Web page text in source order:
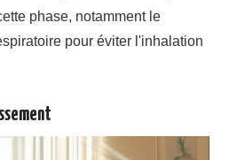
phase, notamment le
pour éviter l'inhalation